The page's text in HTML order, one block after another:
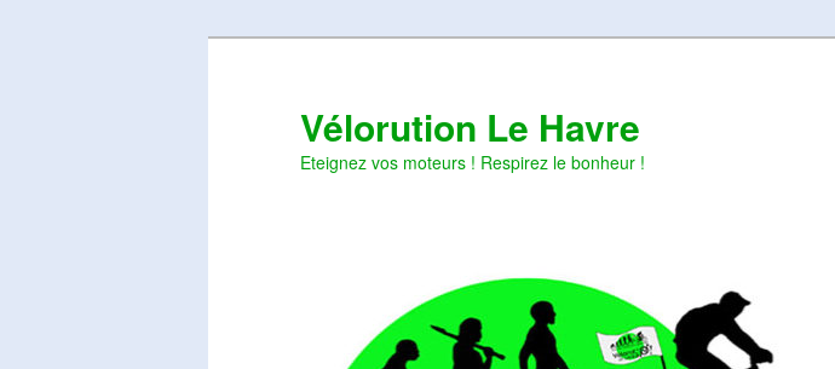
Vélorution Le Havre
Eteignez vos moteurs ! Respirez le bonheur !